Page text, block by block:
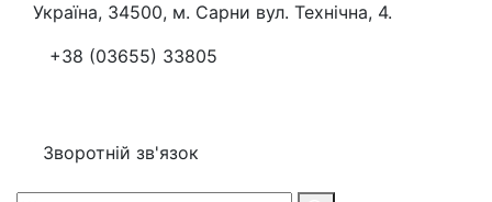
Україна, 34500, м. Сарни вул. Технічна, 4.
+38 (03655) 33805
Зворотній зв'язок